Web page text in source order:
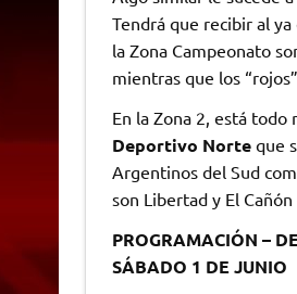
Tendrá que recibir al
la Zona Campeonato
mientras que los
En la Zona 2, está
Deportivo Norteque
Argentinos del Sud
son Libertad y El
PROGRAMACIÓN –
SÁBADO 1 DE JUNIO